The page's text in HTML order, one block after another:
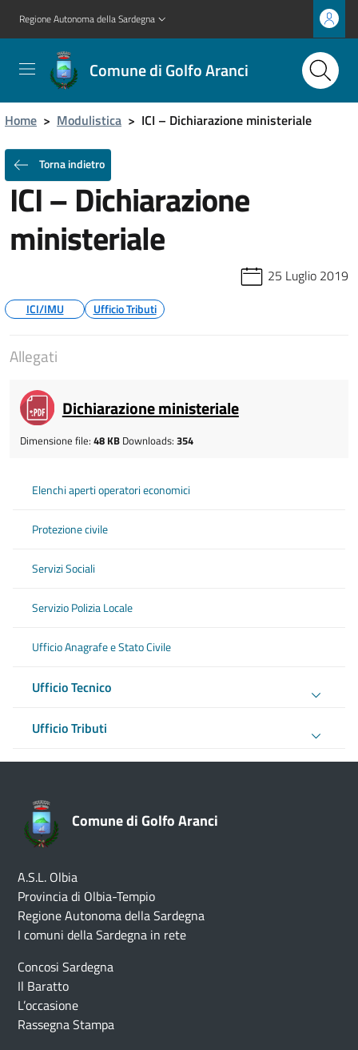
Regione Autonoma della Sardegna
Comune di Golfo Aranci
Home > Modulistica > ICI – Dichiarazione ministeriale
Torna indietro
ICI – Dichiarazione
ministeriale
25 Luglio 2019
ICI/IMU Ufficio Tributi
Allegati
Dichiarazione ministeriale
Dimensione file: 48 KB Downloads: 354
Elenchi aperti operatori economici
Protezione civile
Servizi Sociali
Servizio Polizia Locale
Ufficio Anagrafe e Stato Civile
Ufficio Tecnico
Ufficio Tributi
Comune di Golfo Aranci
A.S.L. Olbia
Provincia di Olbia-Tempio
Regione Autonoma della Sardegna
I comuni della Sardegna in rete
Concosi Sardegna
Il Baratto
L’occasione
Rassegna Stampa